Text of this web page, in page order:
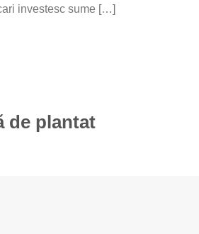
investesc sume […]
de plantat